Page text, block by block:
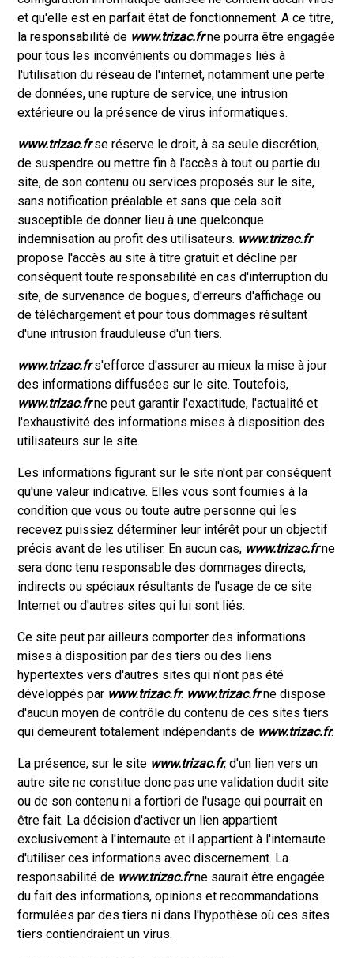
et qu'elle est en parfait état de fonctionnement. A ce titre,
la responsabilité de www.trizac.frne pourra être engagée
pour tous les inconvénients ou dommages liés à
l'utilisation du réseau de l'internet, notamment une perte
de données, une rupture de service, une intrusion
extérieure ou la présence de virus informatiques.
www.trizac.frse réserve le droit, à sa seule discrétion,
de suspendre ou mettre fin à l'accès à tout ou partie du
site, de son contenu ou services proposés sur le site,
sans notification préalable et sans que cela soit
susceptible de donner lieu à une quelconque
indemnisation au profit des utilisateurs. www.trizac.fr
propose l'accès au site à titre gratuit et décline par
conséquent toute responsabilité en cas d'interruption du
site, de survenance de bogues, d'erreurs d'affichage ou
de téléchargement et pour tous dommages résultant
d'une intrusion frauduleuse d'un tiers.
www.trizac.frs'efforce d'assurer au mieux la mise à jour
des informations diffusées sur le site. Toutefois,
www.trizac.frne peut garantir l'exactitude, l'actualité et
l'exhaustivité des informations mises à disposition des
utilisateurs sur le site.
Les informations figurant sur le site n'ont par conséquent
qu'une valeur indicative. Elles vous sont fournies à la
condition que vous ou toute autre personne qui les
recevez puissiez déterminer leur intérêt pour un objectif
précis avant de les utiliser. En aucun cas, www.trizac.frne
sera donc tenu responsable des dommages directs,
indirects ou spéciaux résultants de l'usage de ce site
Internet ou d'autres sites qui lui sont liés.
Ce site peut par ailleurs comporter des informations
mises à disposition par des tiers ou des liens
hypertextes vers d'autres sites qui n'ont pas été
développés par www.trizac.fr. www.trizac.frne dispose
d'aucun moyen de contrôle du contenu de ces sites tiers
qui demeurent totalement indépendants de www.trizac.fr.
La présence, sur le site www.trizac.fr, d'un lien vers un
autre site ne constitue donc pas une validation dudit site
ou de son contenu ni a fortiori de l'usage qui pourrait en
être fait. La décision d'activer un lien appartient
exclusivement à l'internaute et il appartient à l'internaute
d'utiliser ces informations avec discernement. La
responsabilité de www.trizac.frne saurait être engagée
du fait des informations, opinions et recommandations
formulées par des tiers ni dans l'hypothèse où ces sites
tiers contiendraient un virus.